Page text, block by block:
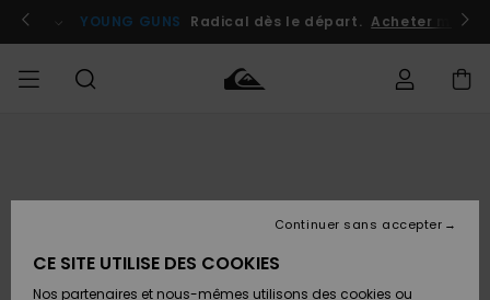
l'information
le
Se connecter / s'inscrire
YOUNG GUNS Radical dès le départ. Acheter
FEMME
Surf
Shop
Snow
Shop
Enfant
CE SITE UTILISE DES COOKIES
Nos partenaires et nous-mêmes utilisons des cookies ou
Continuer sans accepter